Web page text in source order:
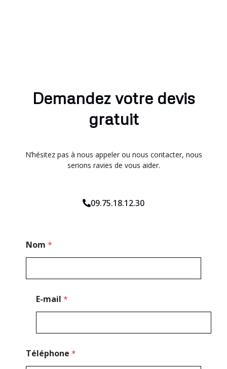
Demandez votre devis
gratuit
N’hésitez pas à nous appeler ou nous contacter, nous
serions ravies de vous aider.
09.75.18.12.30
Nom *
E-mail *
Téléphone *